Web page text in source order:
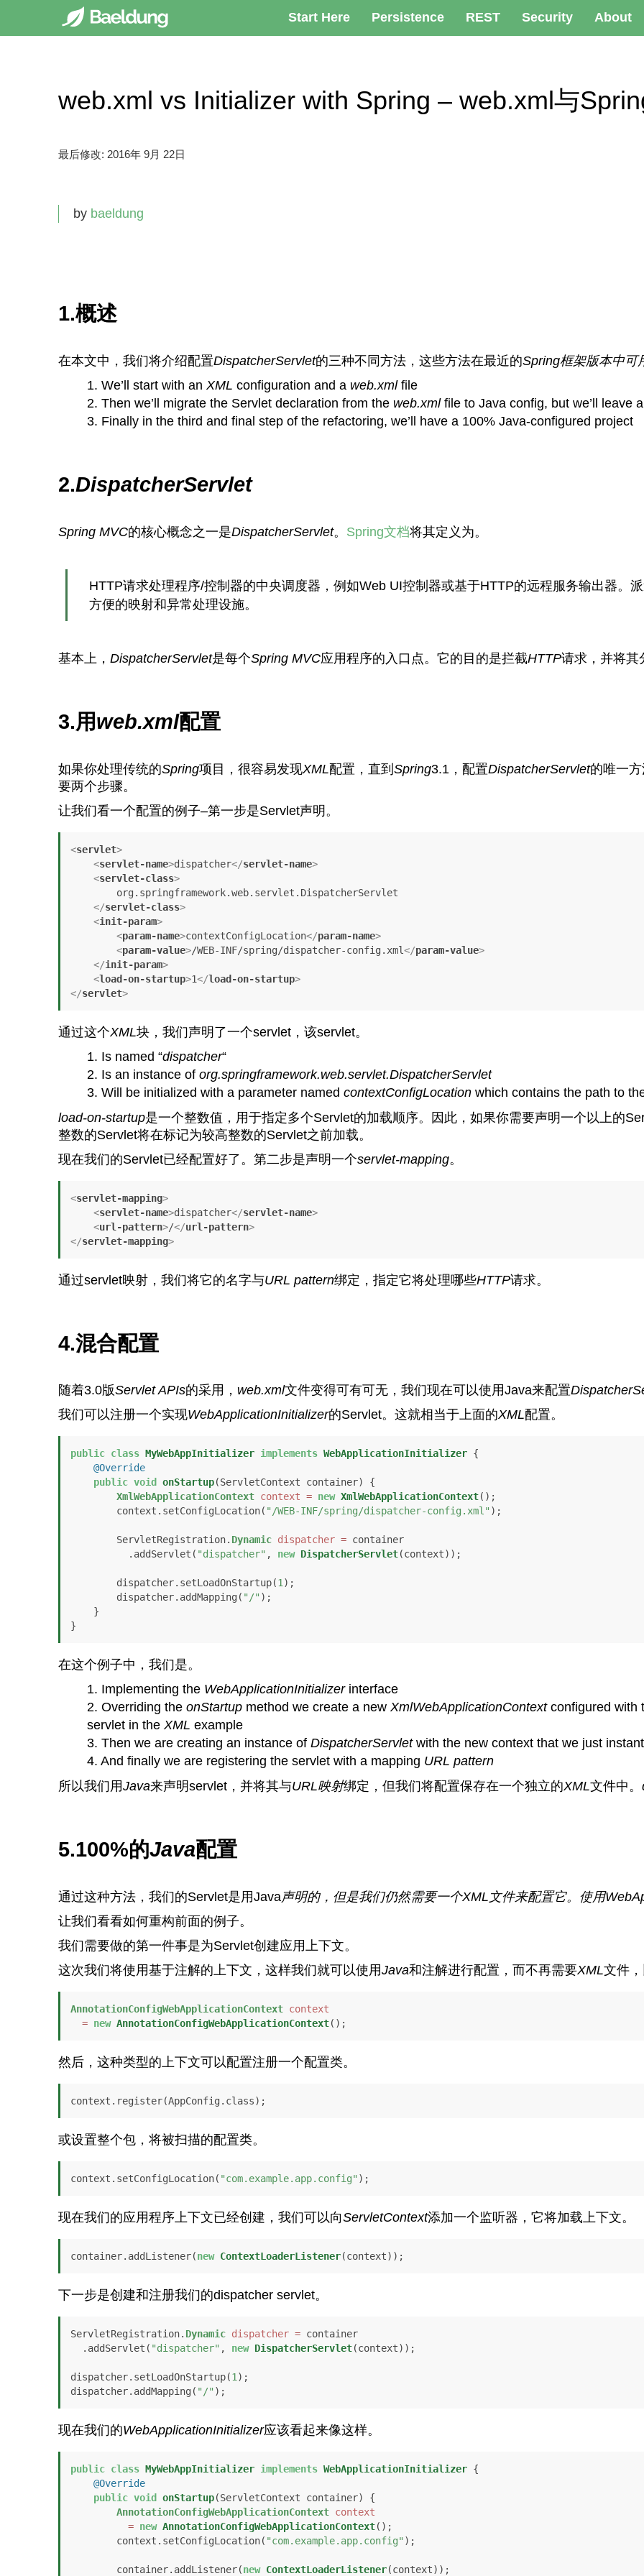
Start Here Persistence REST Security About
web.xml vs Initializer with Spring – web.xml与
最后修改: 2016年 9月 22日
by baeldung
1.概述
在本文中，我们将介绍配置DispatcherServlet的三种不同方法，这些方法在最近的Spring框架版本中可
We’ll start with an XML configuration and a web.xmlfile
Then we’ll migrate the Servlet declaration from the web.xmlfile to Java config, but we’ll leave
Finally in the third and final step of the refactoring, we’ll have a 100% Java-configured project
2.DispatcherServlet
Spring MVC的核心概念之一是DispatcherServlet。 Spring文档将其定义为。
HTTP请求处理程序/控制器的中央调度器，例如Web UI控制器或基于HTTP的远程服务输出器。
方便的映射和异常处理设施。
基本上， DispatcherServlet是每个Spring MVC应用程序的入口点。它的目的是拦截HTTP请求，并将其
3.用web.xml配置
如果你处理传统的Spring项目，很容易发现XML配置，直到 Spring3.1，配置DispatcherServlet的唯一
要两个步骤。
让我们看一个配置的例子–第一步是Servlet声明。
<servlet>
<servlet-name>dispatcher</servlet-name>
<servlet-class>
</servlet-class>
<init-param>
<param-name>contextConfigLocation</param-name>
<param-value>/WEB-INF/spring/dispatcher-config.xml</param-value>
</init-param>
<load-on-startup>1</load-on-startup>
</servlet>
通过这个XML块，我们声明了一个servlet，该servlet。
Is named “dispatcher“
Is an instance of org.springframework.web.servlet.DispatcherServlet
Will be initialized with a parameter named contextConfigLocationwhich contains the path to
load-on-startup是一个整数值，用于指定多个Servlet的加载顺序。因此，如果你需要声明一个以上的
整数的Servlet将在标记为较高整数的Servlet之前加载。
现在我们的Servlet已经配置好了。第二步是声明一个servlet-mapping。
<servlet-mapping>
<servlet-name>dispatcher</servlet-name>
<url-pattern>/</url-pattern>
</servlet-mapping>
通过servlet映射，我们将它的名字与URL pattern绑定，指定它将处理哪些HTTP请求。
4.混合配置
随着3.0版Servlet APIs的采用， web.xml文件变得可有可无，我们现在可以使用Java来配置
我们可以注册一个实现WebApplicationInitializer的Servlet。这就相当于上面的XML配置。
public class MyWebAppInitializer implements WebApplicationInitializer {
@Override
public void onStartup(ServletContext container)
{
XmlWebApplicationContext context = new XmlWebApplicationContext();
        context.setConfigLocation(
"/WEB-INF/spring/dispatcher-config.xml" );
        ServletRegistration.
Dynamic dispatcher = container
          .addServlet(
"dispatcher" , new DispatcherServlet(context));
        dispatcher.setLoadOnStartup(
1);
        dispatcher.addMapping(
"/" );
}
在这个例子中，我们是。
Implementing the WebApplicationInitializerinterface
Overriding the onStartupmethod we create a new XmlWebApplicationContextconfigured with
servlet in the XML example
Then we are creating an instance of DispatcherServletwith the new context that we just
And finally we are registering the servlet with a mapping URL pattern
所以我们用Java来声明servlet，并将其与URL映射绑定，但我们将配置保存在一个独立的XML文件中。
5.100%的Java配置
通过这种方法，我们的Servlet是用Java声明的，但是我们仍然需要一个XML 文件来配置它。使用
让我们看看如何重构前面的例子。
我们需要做的第一件事是为Servlet创建应用上下文。
这次我们将使用基于注解的上下文，这样我们就可以使用Java和注解进行配置，而不再需要XML文件
AnnotationConfigWebApplicationContext context
= new AnnotationConfigWebApplicationContext();
然后，这种类型的上下文可以配置注册一个配置类。
context.register(AppConfig.class);
或设置整个包，将被扫描的配置类。
context.setConfigLocation( "com.example.app.config" );
现在我们的应用程序上下文已经创建，我们可以向ServletContext添加一个监听器，它将加载上下文。
container.addListener(new ContextLoaderListener(context));
下一步是创建和注册我们的dispatcher servlet。
ServletRegistration. Dynamic dispatcher = container
  .addServlet(
"dispatcher" , new DispatcherServlet(context));
dispatcher.setLoadOnStartup(1 );
dispatcher.addMapping( "/" );
现在我们的WebApplicationInitializer应该看起来像这样。
public class MyWebAppInitializer implements WebApplicationInitializer {
@Override
public void onStartup(ServletContext container)
{
AnnotationConfigWebApplicationContext context
= new AnnotationConfigWebApplicationContext();
        context.setConfigLocation(
"com.example.app.config" );
        container.addListener(
new ContextLoaderListener(context));